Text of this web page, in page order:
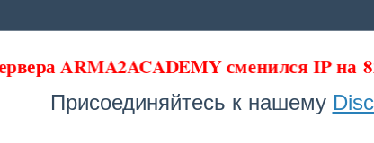
ARMA2ACADEMY сменился IP на
Присоединяйтесь к нашему